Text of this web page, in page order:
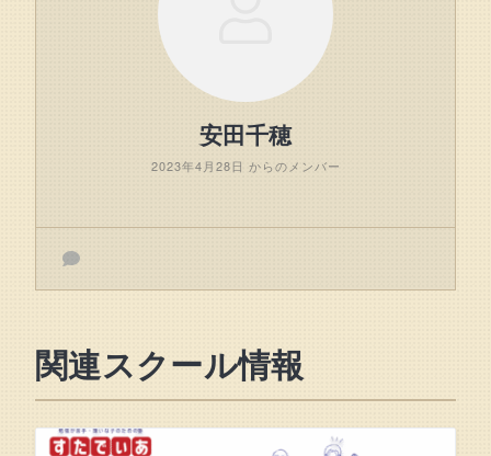
安田千穂
2023年4月28日 からのメンバー
関連スクール情報